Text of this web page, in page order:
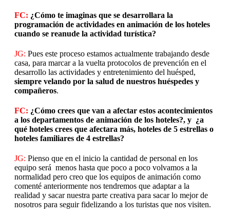
FC: ¿Cómo te imaginas que se desarrollara la
programación de actividades en animación de los hoteles
cuando se reanude la actividad turística?
JG: Pues este proceso estamos actualmente trabajando desde
casa, para marcar a la vuelta protocolos de prevención en el
desarrollo las actividades y entretenimiento del huésped,
siempre velando por la salud de nuestros huéspedes y
compañeros.
FC: ¿Cómo crees que van a afectar estos acontecimientos
a los departamentos de animación de los hoteles?, y ¿a
qué hoteles crees que afectara más, hoteles de 5 estrellas o
hoteles familiares de 4 estrellas?
JG: Pienso que en el inicio la cantidad de personal en los
equipo será menos hasta que poco a poco volvamos a la
normalidad pero creo que los equipos de animación como
comenté anteriormente nos tendremos que adaptar a la
realidad y sacar nuestra parte creativa para sacar lo mejor de
nosotros para seguir fidelizando a los turistas que nos visiten.